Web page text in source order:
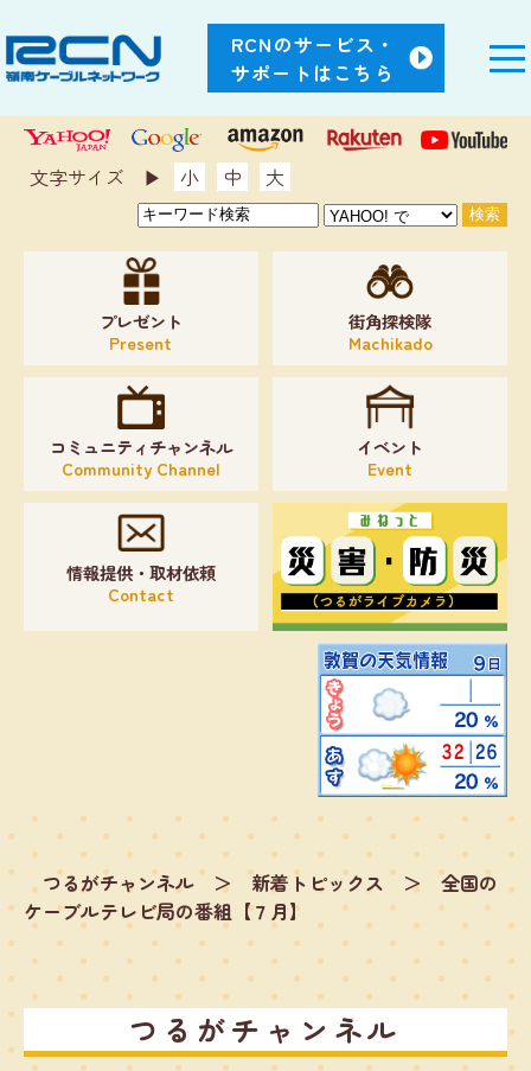
RCNのサービス・
サポートはこちら
文字サイズ ▶︎ 小 中 大
プレゼント
Present
街角探検隊
Machikado
コミュニティチャンネル
Community Channel
イベント
Event
情報提供・取材依頼
Contact
つるがチャンネル ＞ 新着トピックス ＞
全国の
ケーブルテレビ局の番組【７月】
つるがチャンネル